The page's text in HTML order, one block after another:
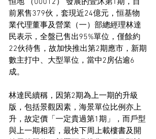
恒地 （00012） 發展的壹沐第1期，目
前累售379伙，套現近24億元，恒基物
業代理董事及營業（一）部總經理林達
民表示，全盤已售出95%單位，僅餘約
22伙待售，故加快推出第2期應市，新期
數主打中、大型單位，當中2房佔逾6
成。
林達民續稱，因第2期為上一期的升級
版，包括景觀因素，海景單位比例亦上
升，故定價「一定貴過第1期」，而戶型
與上一期相若，最快下周上載樓書及開